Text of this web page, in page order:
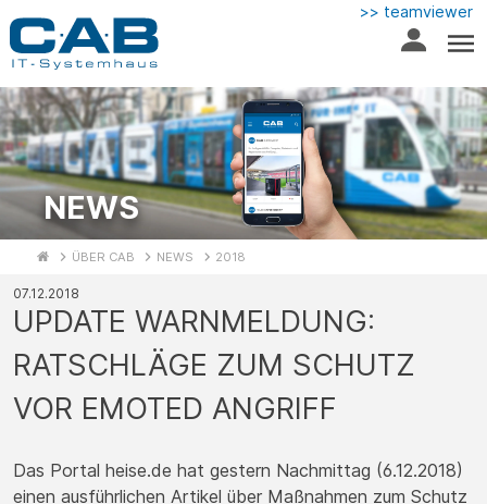
>> teamviewer
NEWS
ÜBER CAB NEWS 2018
07.12.2018
UPDATE WARNMELDUNG:
RATSCHLÄGE ZUM SCHUTZ
VOR EMOTED ANGRIFF
Das Portal heise.de hat gestern Nachmittag (6.12.2018)
einen ausführlichen Artikel über Maßnahmen zum Schutz